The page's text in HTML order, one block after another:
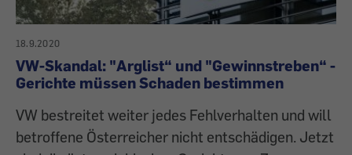
18.9.2020
VW-Skandal: "Arglist“ und "Gewinnstreben“ -
Gerichte müssen Schaden bestimmen
VW bestreitet weiter jedes Fehlverhalten und will
betroffene Österreicher nicht entschädigen. Jetzt